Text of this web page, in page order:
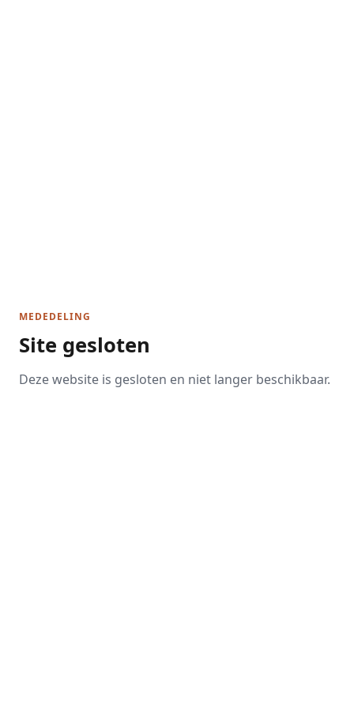
MEDEDELING
Site gesloten
Deze website is gesloten en niet langer beschikbaar.